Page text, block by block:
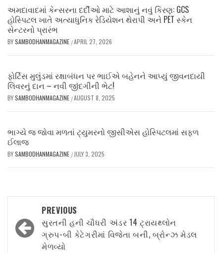
અમદાવાદમાં કેન્સરના દર્દીઓ માટે આશાનું નવું કિરણ: GCS
હોસ્પિટલ ખાતે અત્યાધુનિક રેડિયેશન થેરાપી અને PET સ્કેન
સેન્ટરનો પ્રારંભ
BYSAMBODHANMAGAZINE /APRIL 27, 2026
ફોર્ટિસ મુલુંડમાં રક્ષાબંધન પર ભાઈએ બહેનને આપ્યું જીવનદાયી
લિવરનું દાન – નવી જીંદગીની ભેટ!
BYSAMBODHANMAGAZINE /AUGUST 8, 2025
ભાગ્યે જ જોવા મળતાં ટ્યુમરનો જીસીએસ હોસ્પિટલમાં સફળ
ઈલાજ
BYSAMBODHANMAGAZINE / JULY 3, 2025
navigation
PREVIOUS
સુરતની હની ચૌધરી અંડર 14 ટ્રાયથ્લોન
ગ્રુપ-બી કેટેગરીમાં વિજેતા બની, બ્રોન્ઝ મેડલ
મેળવ્યો